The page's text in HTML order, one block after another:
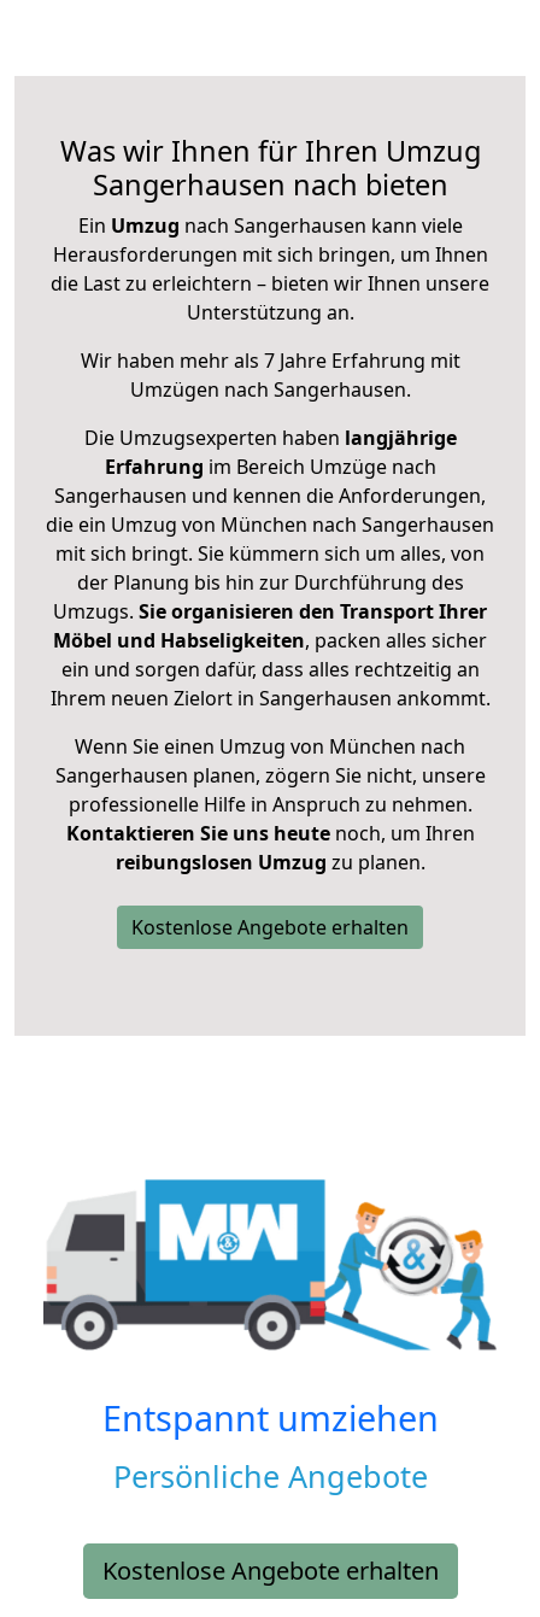
Was wir Ihnen für Ihren Umzug
Sangerhausen nach bieten
Ein Umzug nach Sangerhausen kann viele
Herausforderungen mit sich bringen, um Ihnen
die Last zu erleichtern – bieten wir Ihnen unsere
Unterstützung an.
Wir haben mehr als 7 Jahre Erfahrung mit
Umzügen nach Sangerhausen.
Die Umzugsexperten haben langjährige
Erfahrung im Bereich Umzüge nach
Sangerhausen und kennen die Anforderungen,
die ein Umzug von München nach Sangerhausen
mit sich bringt. Sie kümmern sich um alles, von
der Planung bis hin zur Durchführung des
Umzugs. Sie organisieren den Transport Ihrer
Möbel und Habseligkeiten, packen alles sicher
ein und sorgen dafür, dass alles rechtzeitig an
Ihrem neuen Zielort in Sangerhausen ankommt.
Wenn Sie einen Umzug von München nach
Sangerhausen planen, zögern Sie nicht, unsere
professionelle Hilfe in Anspruch zu nehmen.
Kontaktieren Sie uns heutenoch, um Ihren
reibungslosen Umzug zu planen.
Kostenlose Angebote erhalten
Entspannt umziehen
Persönliche Angebote
Kostenlose Angebote erhalten